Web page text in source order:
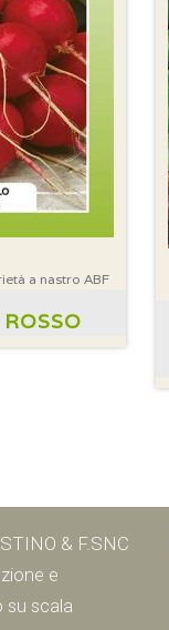
a nastro ABF
& F.SNC
e
su scala